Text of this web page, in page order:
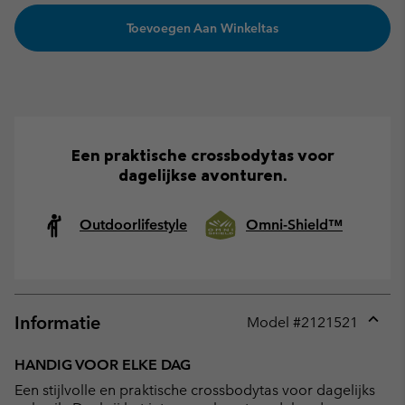
Toevoegen Aan Winkeltas
Een praktische crossbodytas voor
dagelijkse avonturen.
Outdoorlifestyle Omni-Shield™
Informatie Model #2121521
HANDIG VOOR ELKE DAG
Een stijlvolle en praktische crossbodytas voor dagelijks